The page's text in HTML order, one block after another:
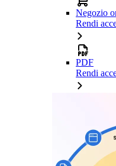
Negozio
Rendi
PDF
Rendi